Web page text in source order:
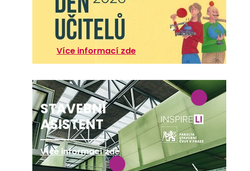
Více informací zde
STAVEBNÍ
ASISTENT
Více informací zde